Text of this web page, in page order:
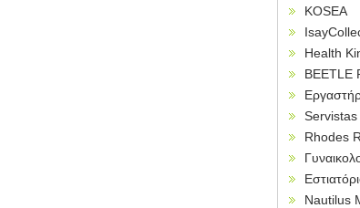
KOSEA
Health
BEETLE
Servistas
Rhodes
Nautilus